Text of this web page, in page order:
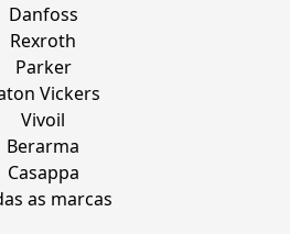
Danfoss
Rexroth
Parker
Vickers
Vivoil
Berarma
Casappa
as marcas